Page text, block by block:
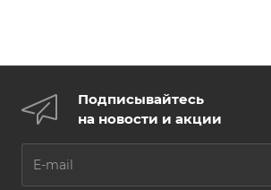
Подписывайтесь
на новости и акции